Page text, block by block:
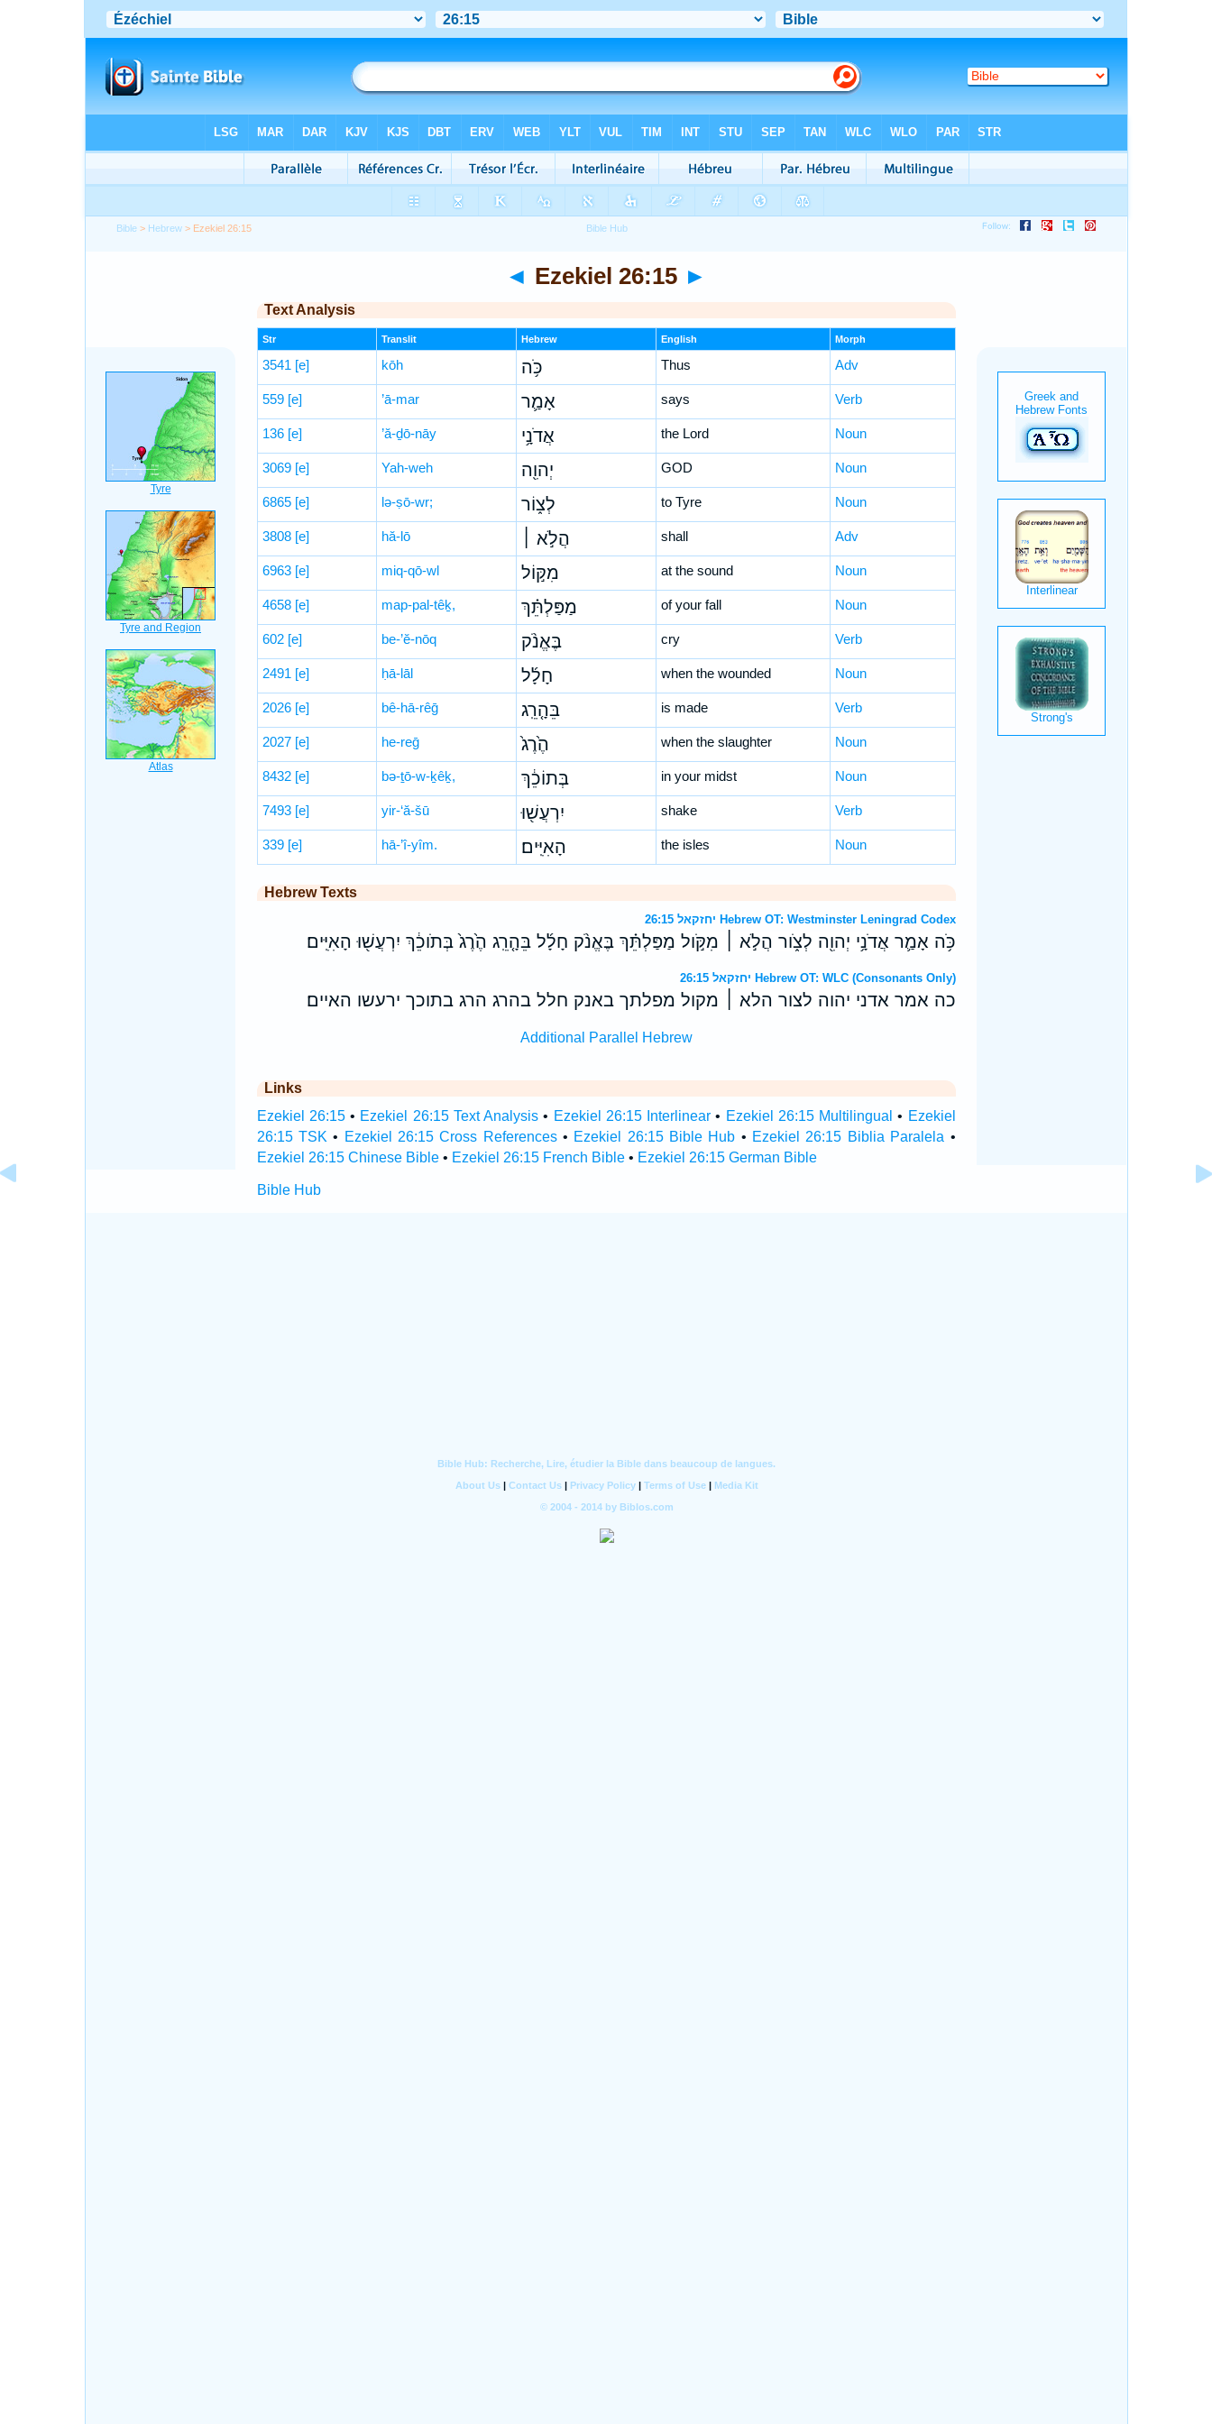
Bible > Hebrew > Ezekiel 26:15
◄ Ezekiel 26:15 ►
Text Analysis
Str Translit Hebrew English Morph
3541 [e] kōh כֹּ֥ה Thus Adv
559 [e] ’ā-mar אָמַ֛ר says Verb
136 [e] ’ă-ḏō-nāy אֲדֹנָ֥י the Lord Noun
3069 [e] Yah-weh יְהוִ֖ה GOD Noun
6865 [e] lə-ṣō-wr; לְצ֑וֹר to Tyre Noun
3808 [e] hă-lō הֲלֹ֣א ׀ shall Adv
6963 [e] miq-qō-wl מִקּ֣וֹל at the sound Noun
4658 [e] map-pal-têḵ, מַפַּלְתֵּ֗ךְ of your fall Noun
602 [e] be-’ĕ-nōq בֶּאֱנֹ֨ק cry Verb
2491 [e] ḥā-lāl חָלָ֜ל when the wounded Noun
2026 [e] bê-hā-rêḡ בֵּהָ֤רֵֽג is made Verb
2027 [e] he-reḡ הֶ֙רֶג֙ when the slaughter Noun
8432 [e] bə-ṯō-w-ḵêḵ, בְּתוֹכֵ֔ךְ in your midst Noun
7493 [e] yir-‘ă-šū יִרְעֲשׁ֖וּ shake Verb
339 [e] hā-’î-yîm. הָאִיִּֽים׃ the isles Noun
Hebrew Texts
יחזקאל 26:15 Hebrew OT: Westminster Leningrad Codex
כֹּ֥ה אָמַ֛ר אֲדֹנָ֥י יְהוִ֖ה לְצֹ֑ור הֲלֹ֣א ׀ מִקֹּ֣ול מַפַּלְתֵּ֗ךְ בֶּאֱנֹ֨ק חָלָ֜ל בֵּהָ֤רֵֽג הֶ֙רֶג֙ בְּתֹוכֵ֔ךְ יִרְעֲשׁ֖וּ הָאִיִּֽים׃
יחזקאל 26:15 Hebrew OT: WLC (Consonants Only)
כה אמר אדני יהוה לצור הלא ׀ מקול מפלתך באנק חלל בהרג הרג בתוכך ירעשו האיים׃
Additional Parallel Hebrew
Links
Ezekiel 26:15• Ezekiel 26:15 Text Analysis • Ezekiel 26:15 Interlinear • Ezekiel 26:15 Multilingual • Ezekiel
26:15 TSK • Ezekiel 26:15 Cross References• Ezekiel 26:15 Bible Hub • Ezekiel 26:15 Biblia Paralela •
Ezekiel 26:15 Chinese Bible• Ezekiel 26:15 French Bible• Ezekiel 26:15 German Bible
Bible Hub